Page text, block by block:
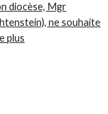
diocèse, Mgr
ne souhaite
plus